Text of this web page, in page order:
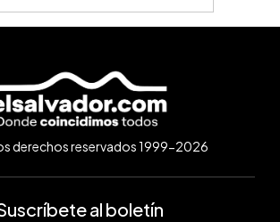
derechos reservados 1999-2026
al boletín